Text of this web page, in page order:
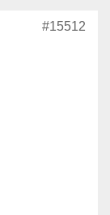
#15512